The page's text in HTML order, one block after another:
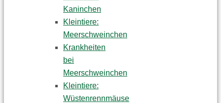
Kaninchen
Kleintiere:
Meerschweinchen
Krankheiten
bei
Meerschweinchen
Kleintiere:
Wüstenrennmäuse